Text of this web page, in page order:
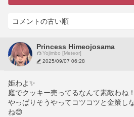
Princess Himeojosama
Yojimbo [Meteor]
2025/09/07 06:28
姫わよ✨
庭でクッキー売ってるなんて素敵わね！
やっぱりそうやってコツコツと金策し
ね😊